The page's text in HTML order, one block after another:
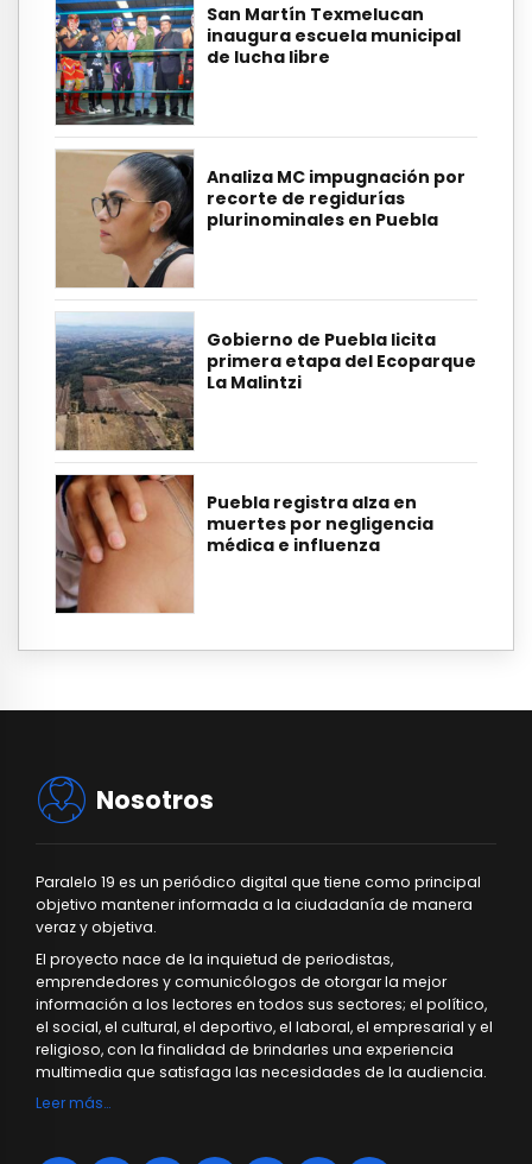
San Martín Texmelucan
inaugura escuela municipal
de lucha libre
Analiza MC impugnación por
recorte de regidurías
plurinominales en Puebla
Gobierno de Puebla licita
primera etapa del Ecoparque
La Malintzi
Puebla registra alza en
muertes por negligencia
médica e influenza
Nosotros
Paralelo 19 es un periódico digital que tiene como principal
objetivo mantener informada a la ciudadanía de manera
veraz y objetiva.
El proyecto nace de la inquietud de periodistas,
emprendedores y comunicólogos de otorgar la mejor
información a los lectores en todos sus sectores; el político,
el social, el cultural, el deportivo, el laboral, el empresarial y el
religioso, con la finalidad de brindarles una experiencia
multimedia que satisfaga las necesidades de la audiencia.
Leer más…